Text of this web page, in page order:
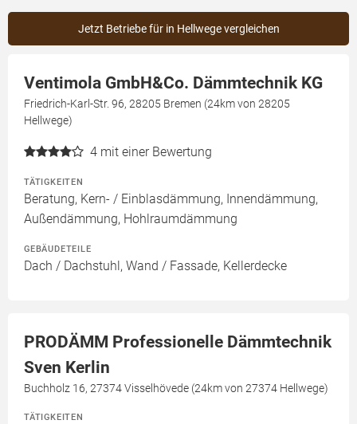
Jetzt Betriebe für in Hellwege vergleichen
Ventimola GmbH&Co. Dämmtechnik KG
Friedrich-Karl-Str. 96, 28205 Bremen (24km von 28205
Hellwege)
4 mit einer Bewertung
TÄTIGKEITEN
Beratung, Kern- / Einblasdämmung, Innendämmung,
Außendämmung, Hohlraumdämmung
GEBÄUDETEILE
Dach / Dachstuhl, Wand / Fassade, Kellerdecke
PRODÄMM Professionelle Dämmtechnik
Sven Kerlin
Buchholz 16, 27374 Visselhövede (24km von 27374 Hellwege)
TÄTIGKEITEN